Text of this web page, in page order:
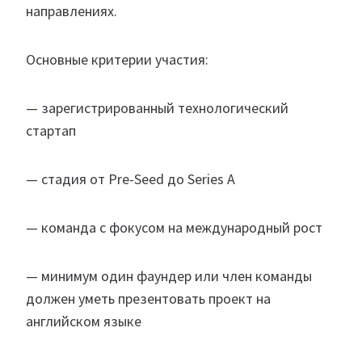
направлениях.
Основные критерии участия:
— зарегистрированный технологический
стартап
— стадия от Pre-Seed до Series A
— команда с фокусом на международный рост
— минимум один фаундер или член команды
должен уметь презентовать проект на
английском языке